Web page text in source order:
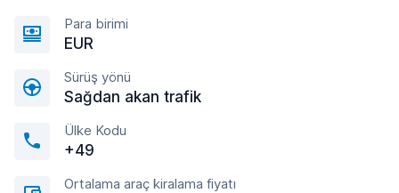
Para birimi
EUR
Sürüş yönü
Sağdan akan trafik
Ülke Kodu
+49
Ortalama araç kiralama fiyatı